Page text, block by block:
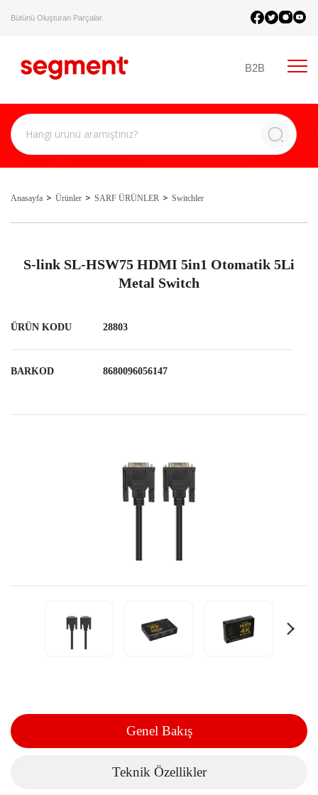
Bütünü Oluşturan Parçalar.
B2B
Anasayfa Ürünler SARF ÜRÜNLER Switchler
S-link SL-HSW75 HDMI 5in1 Otomatik 5Li
Metal Switch
ÜRÜN KODU 28803
BARKOD 8680096056147
Genel Bakış
Teknik Özellikler